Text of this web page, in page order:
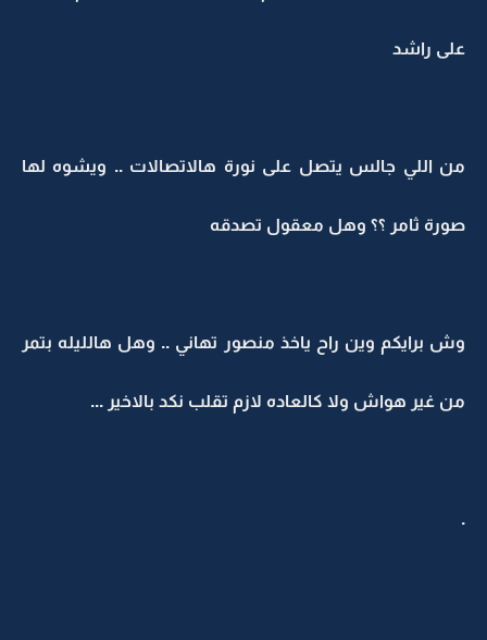
على راشد
من اللي جالس يتصل على نورة هالاتصالات .. ويشوه لها
صورة ثامر ؟؟ وهل معقول تصدقه
وش برايكم وين راح ياخذ منصور تهاني .. وهل هالليله بتمر
من غير هواش ولا كالعاده لازم تقلب نكد بالاخير ...
.